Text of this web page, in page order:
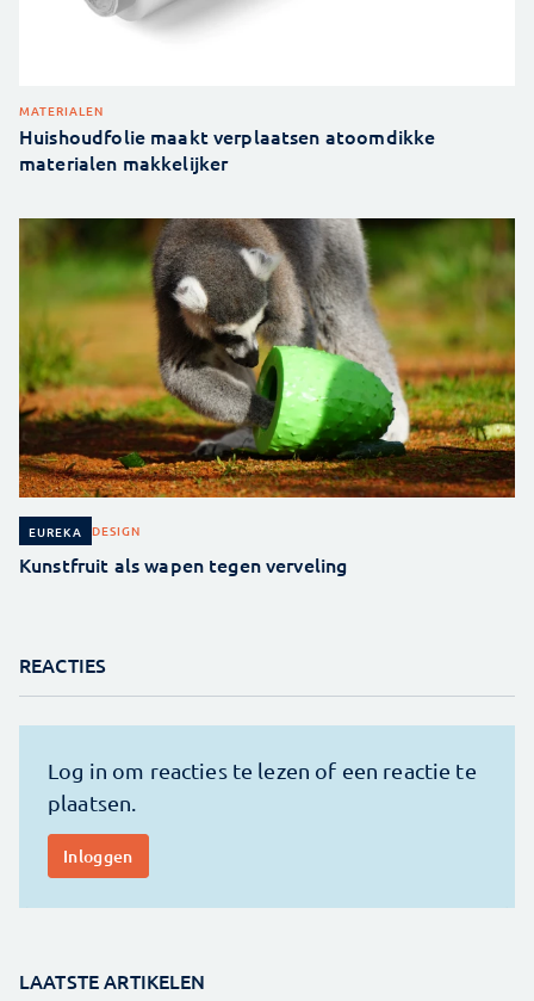
MATERIALEN
Huishoudfolie maakt verplaatsen atoomdikke
materialen makkelijker
EUREKA DESIGN
Kunstfruit als wapen tegen verveling
REACTIES
LAATSTE ARTIKELEN